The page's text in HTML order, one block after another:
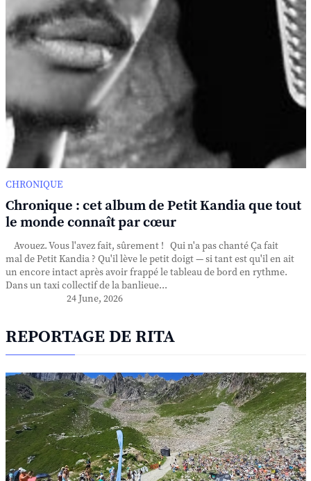
CHRONIQUE
Chronique : cet album de Petit Kandia que tout
le monde connaît par cœur
Avouez. Vous l'avez fait, sûrement ! Qui n'a pas chanté Ça fait
mal de Petit Kandia ? Qu'il lève le petit doigt — si tant est qu'il en ait
un encore intact après avoir frappé le tableau de bord en rythme.
Dans un taxi collectif de la banlieue...
24 June, 2026
REPORTAGE DE RITA